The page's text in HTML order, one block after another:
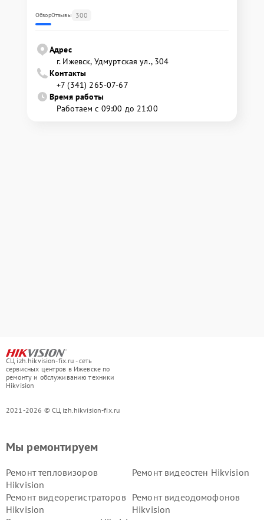
ОбзорОтзывы 300
Адрес
г. Ижевск, Удмуртская ул., 304
Контакты
+7 (341) 265-07-67
Время работы
Работаем с 09:00 до 21:00
СЦ izh.hikvision-fix.ru - сеть
сервисных центров в Ижевске по
ремонту и обслуживанию техники
Hikvision
2021-2026 © СЦ izh.hikvision-fix.ru
Мы ремонтируем
Ремонт тепловизоров
Hikvision
Ремонт видеостен Hikvision
Ремонт видеорегистраторов
Hikvision
Ремонт видеодомофонов
Hikvision